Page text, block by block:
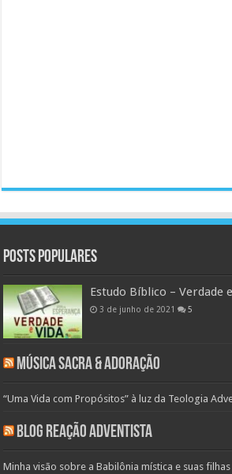
Posts populares
Estudo Bíblico – Verdade
3 de junho de 2021 5
Música Sacra & Adoração
“Uma Vida com Propósitos” à luz da Teologia
Blog Reação Adventista
Minha visão sobre a Babilônia mística e suas filhas